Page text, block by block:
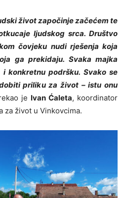
život započinje začećem te
ljudskog srca. Društvo
čovjeku nudi rješenja koja
ga prekidaju. Svaka majka
konkretnu podršku. Svako se
priliku za život – istu onu
je Ivan Ćaleta, koordinator
za život u Vinkovcima.